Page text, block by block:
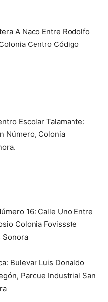
A Naco Entre Rodolfo
Centro Código
Escolar Talamante:
Número, Colonia
16: Calle Uno Entre
Colonia Fovissste
Sonora
Bulevar Luis Donaldo
Parque Industrial San